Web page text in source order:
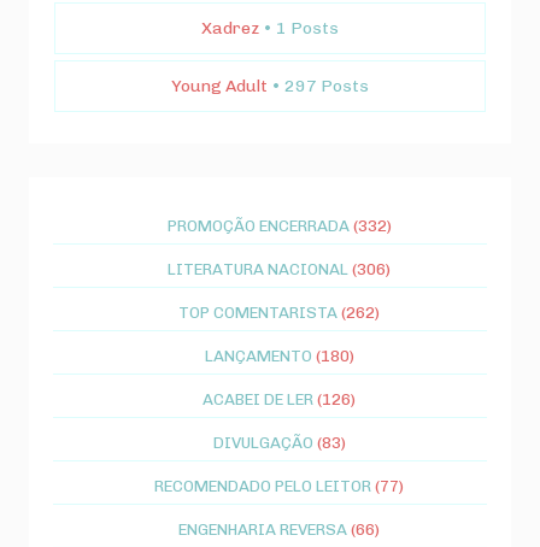
Xadrez • 1 Posts
Young Adult • 297 Posts
PROMOÇÃO ENCERRADA (332)
LITERATURA NACIONAL (306)
TOP COMENTARISTA(262)
LANÇAMENTO (180)
ACABEI DE LER (126)
DIVULGAÇÃO (83)
RECOMENDADO PELO LEITOR (77)
ENGENHARIA REVERSA(66)